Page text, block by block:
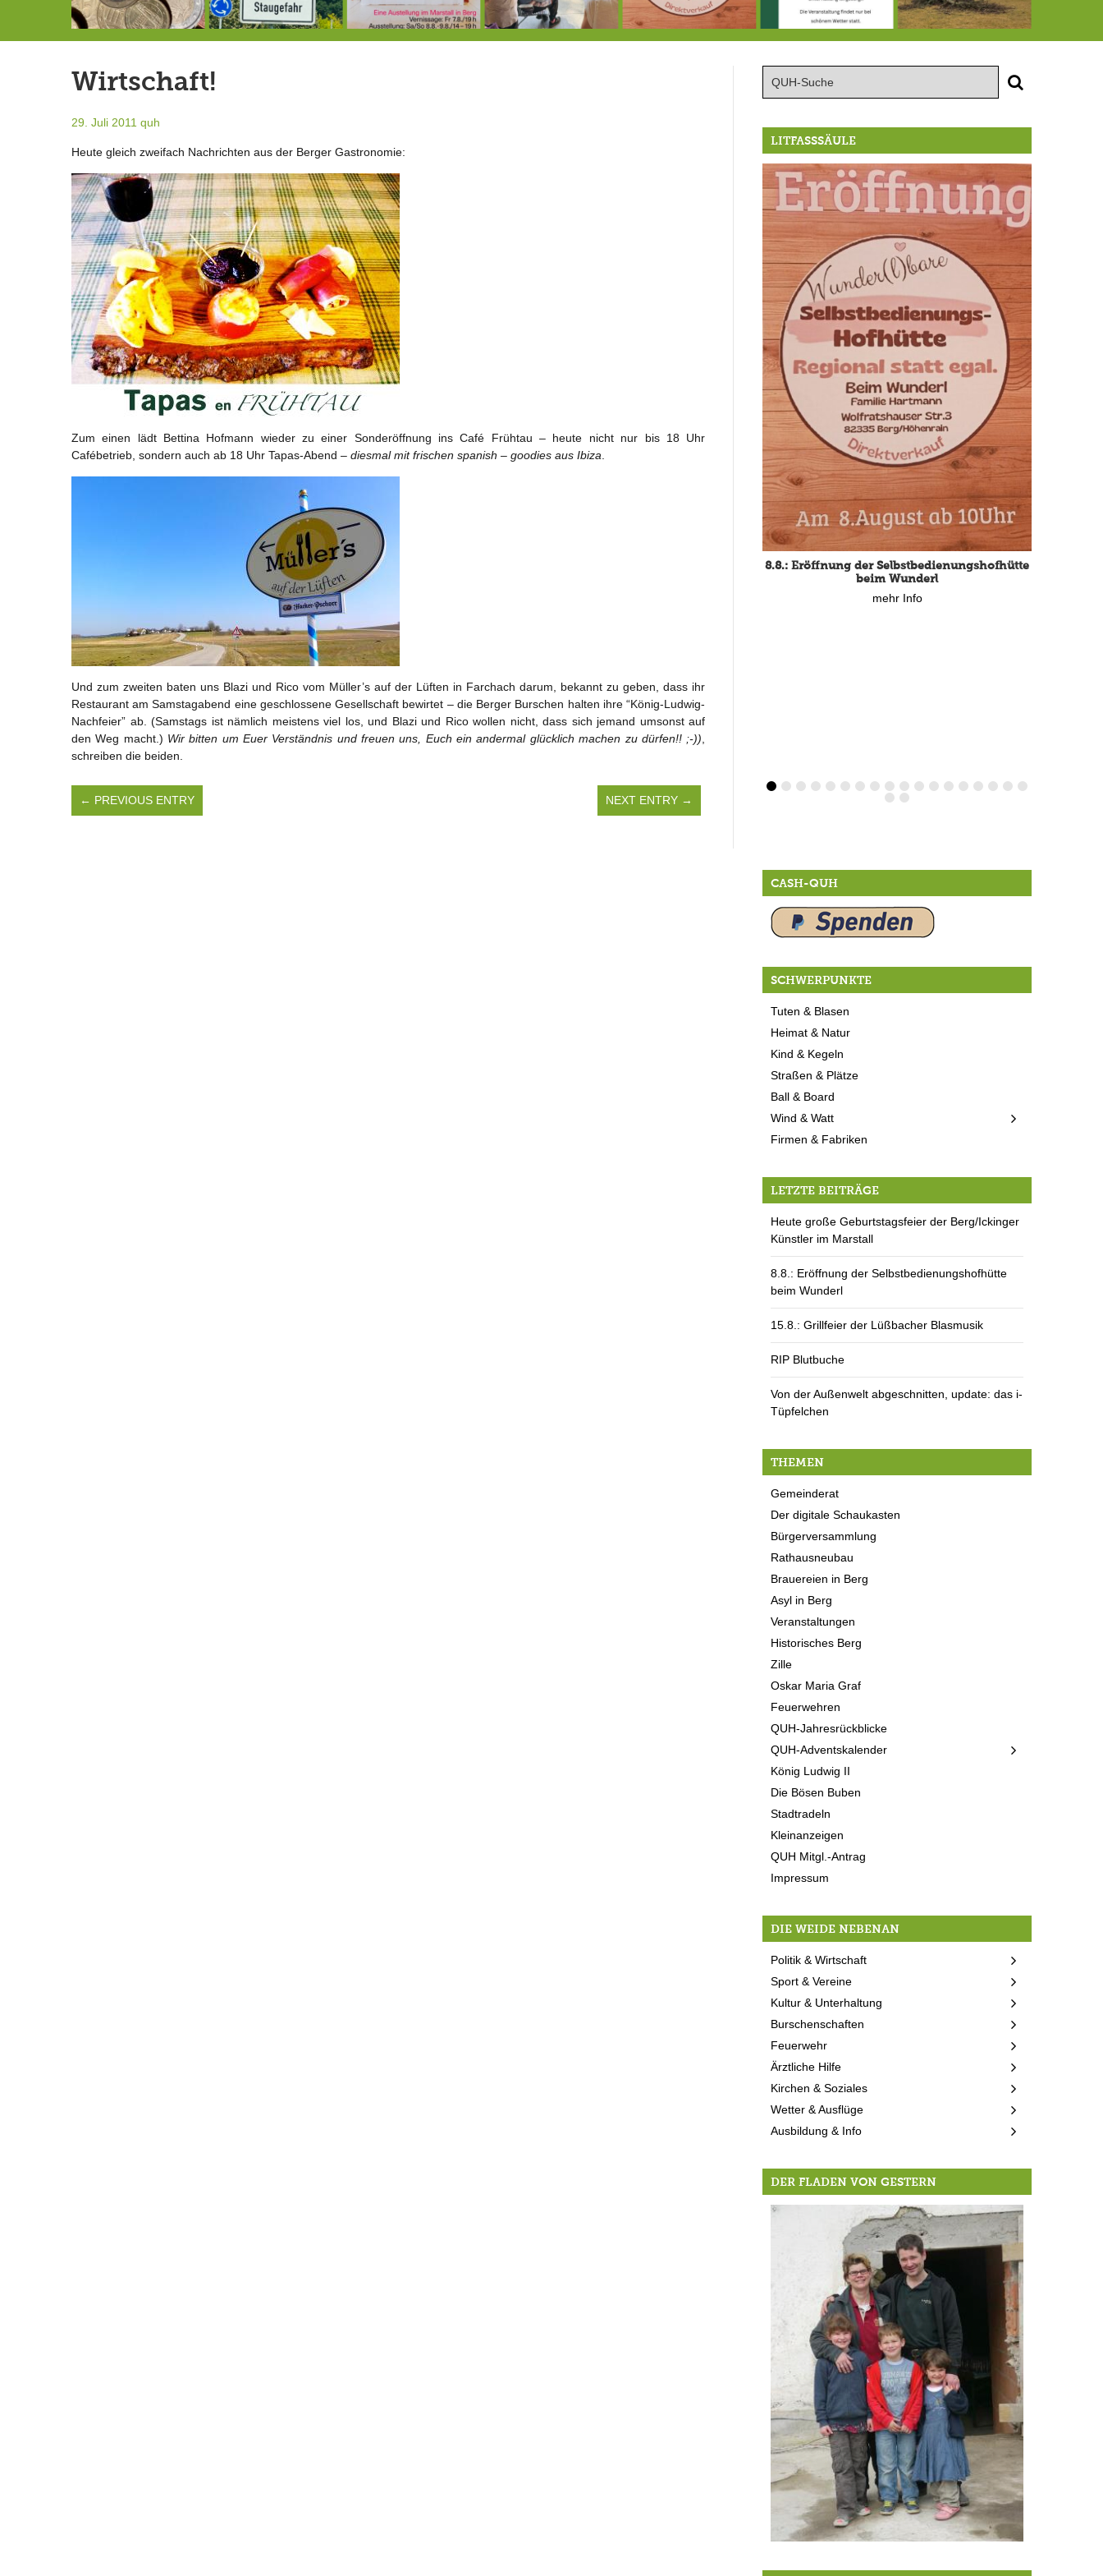
Wirtschaft!
29. Juli 2011 quh
Heute gleich zweifach Nachrichten aus der Berger Gastronomie:
Zum einen lädt Bettina Hofmann wieder zu einer Sonderöffnung ins Café Frühtau – heute nicht nur bis 18 Uhr
Cafébetrieb, sondern auch ab 18 Uhr Tapas-Abend – diesmal mit frischen spanish – goodies aus Ibiza
Und zum zweiten baten uns Blazi und Rico vom Müller’s auf der Lüften in Farchach darum, bekannt zu geben, dass ihr
Restaurant am Samstagabend eine geschlossene Gesellschaft bewirtet – die Berger Burschen halten ihre “König-Ludwig-
Nachfeier” ab. (Samstags ist nämlich meistens viel los, und Blazi und Rico wollen nicht, dass sich jemand umsonst auf
den Weg macht.) Wir bitten um Euer Verständnis und freuen uns, Euch ein andermal glücklich machen zu dürfen!! ;-))
schreiben die beiden.
← PREVIOUS ENTRY NEXT ENTRY →
LITFASSSÄULE
8.8.: Eröffnung der Selbstbedienungshofhütte
beim Wunderl
mehr Info
CASH-QUH
SCHWERPUNKTE
Tuten & Blasen
Heimat & Natur
Kind & Kegeln
Straßen & Plätze
Ball & Board
Wind & Watt
Firmen & Fabriken
LETZTE BEITRÄGE
Heute große Geburtstagsfeier der Berg/Ickinger
Künstler im Marstall
8.8.: Eröffnung der Selbstbedienungshofhütte
beim Wunderl
15.8.: Grillfeier der Lüßbacher Blasmusik
RIP Blutbuche
Von der Außenwelt abgeschnitten, update: das i-
Tüpfelchen
THEMEN
Gemeinderat
Der digitale Schaukasten
Bürgerversammlung
Rathausneubau
Brauereien in Berg
Asyl in Berg
Veranstaltungen
Historisches Berg
Zille
Oskar Maria Graf
Feuerwehren
QUH-Jahresrückblicke
QUH-Adventskalender
König Ludwig II
Die Bösen Buben
Stadtradeln
Kleinanzeigen
QUH Mitgl.-Antrag
Impressum
DIE WEIDE NEBENAN
Politik & Wirtschaft
Sport & Vereine
Kultur & Unterhaltung
Burschenschaften
Feuerwehr
Ärztliche Hilfe
Kirchen & Soziales
Wetter & Ausflüge
Ausbildung & Info
DER FLADEN VON GESTERN